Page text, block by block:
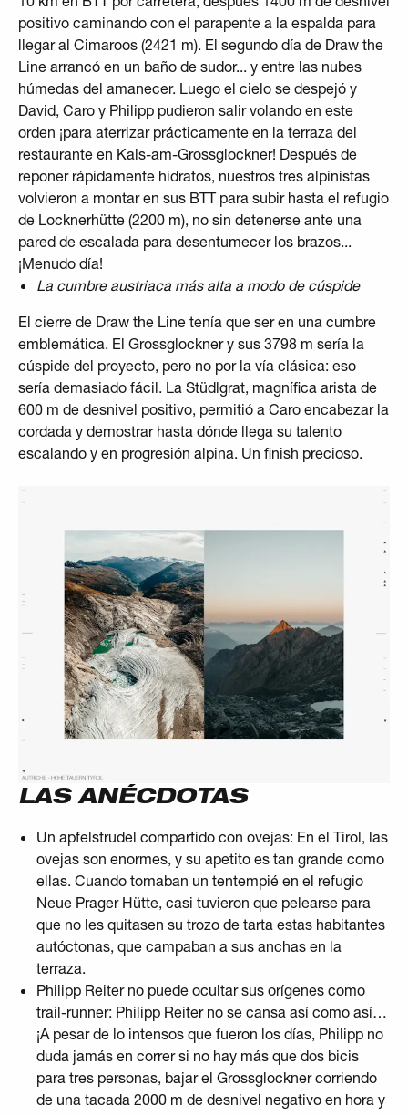
positivo caminando con el parapente a la espalda para
llegar al Cimaroos (2421 m). El segundo día de Draw the
Line arrancó en un baño de sudor... y entre las nubes
húmedas del amanecer. Luego el cielo se despejó y
David, Caro y Philipp pudieron salir volando en este
orden ¡para aterrizar prácticamente en la terraza del
restaurante en Kals-am-Grossglockner! Después de
reponer rápidamente hidratos, nuestros tres alpinistas
volvieron a montar en sus BTT para subir hasta el refugio
de Locknerhütte (2200 m), no sin detenerse ante una
pared de escalada para desentumecer los brazos...
¡Menudo día!
La cumbre austriaca más alta a modo de cúspide
El cierre de Draw the Line tenía que ser en una cumbre
emblemática. El Grossglockner y sus 3798 m sería la
cúspide del proyecto, pero no por la vía clásica: eso
sería demasiado fácil. La Stüdlgrat, magnífica arista de
600 m de desnivel positivo, permitió a Caro encabezar la
cordada y demostrar hasta dónde llega su talento
escalando y en progresión alpina. Un finish precioso.
LAS ANÉCDOTAS
Un apfelstrudel compartido con ovejas: En el Tirol, las
ovejas son enormes, y su apetito es tan grande como
ellas. Cuando tomaban un tentempié en el refugio
Neue Prager Hütte, casi tuvieron que pelearse para
que no les quitasen su trozo de tarta estas habitantes
autóctonas, que campaban a sus anchas en la
terraza.
Philipp Reiter no puede ocultar sus orígenes como
trail-runner: Philipp Reiter no se cansa así como así…
¡A pesar de lo intensos que fueron los días, Philipp no
duda jamás en correr si no hay más que dos bicis
para tres personas, bajar el Grossglockner corriendo
de una tacada 2000 m de desnivel negativo en hora y